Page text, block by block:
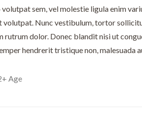
sem, vel molestie ligula enim
volutpat. Nunc vestibulum, tortor
rutrum dolor. Donec blandit nisi ut
hendrerit tristique non, malesuada
Age